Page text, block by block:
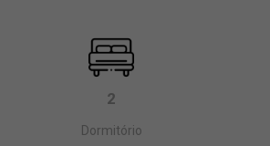
2
Dormitório